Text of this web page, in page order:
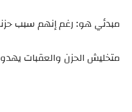
مبدئي هو: رغم إنهم سبب
متخليش الحزن والعقبات